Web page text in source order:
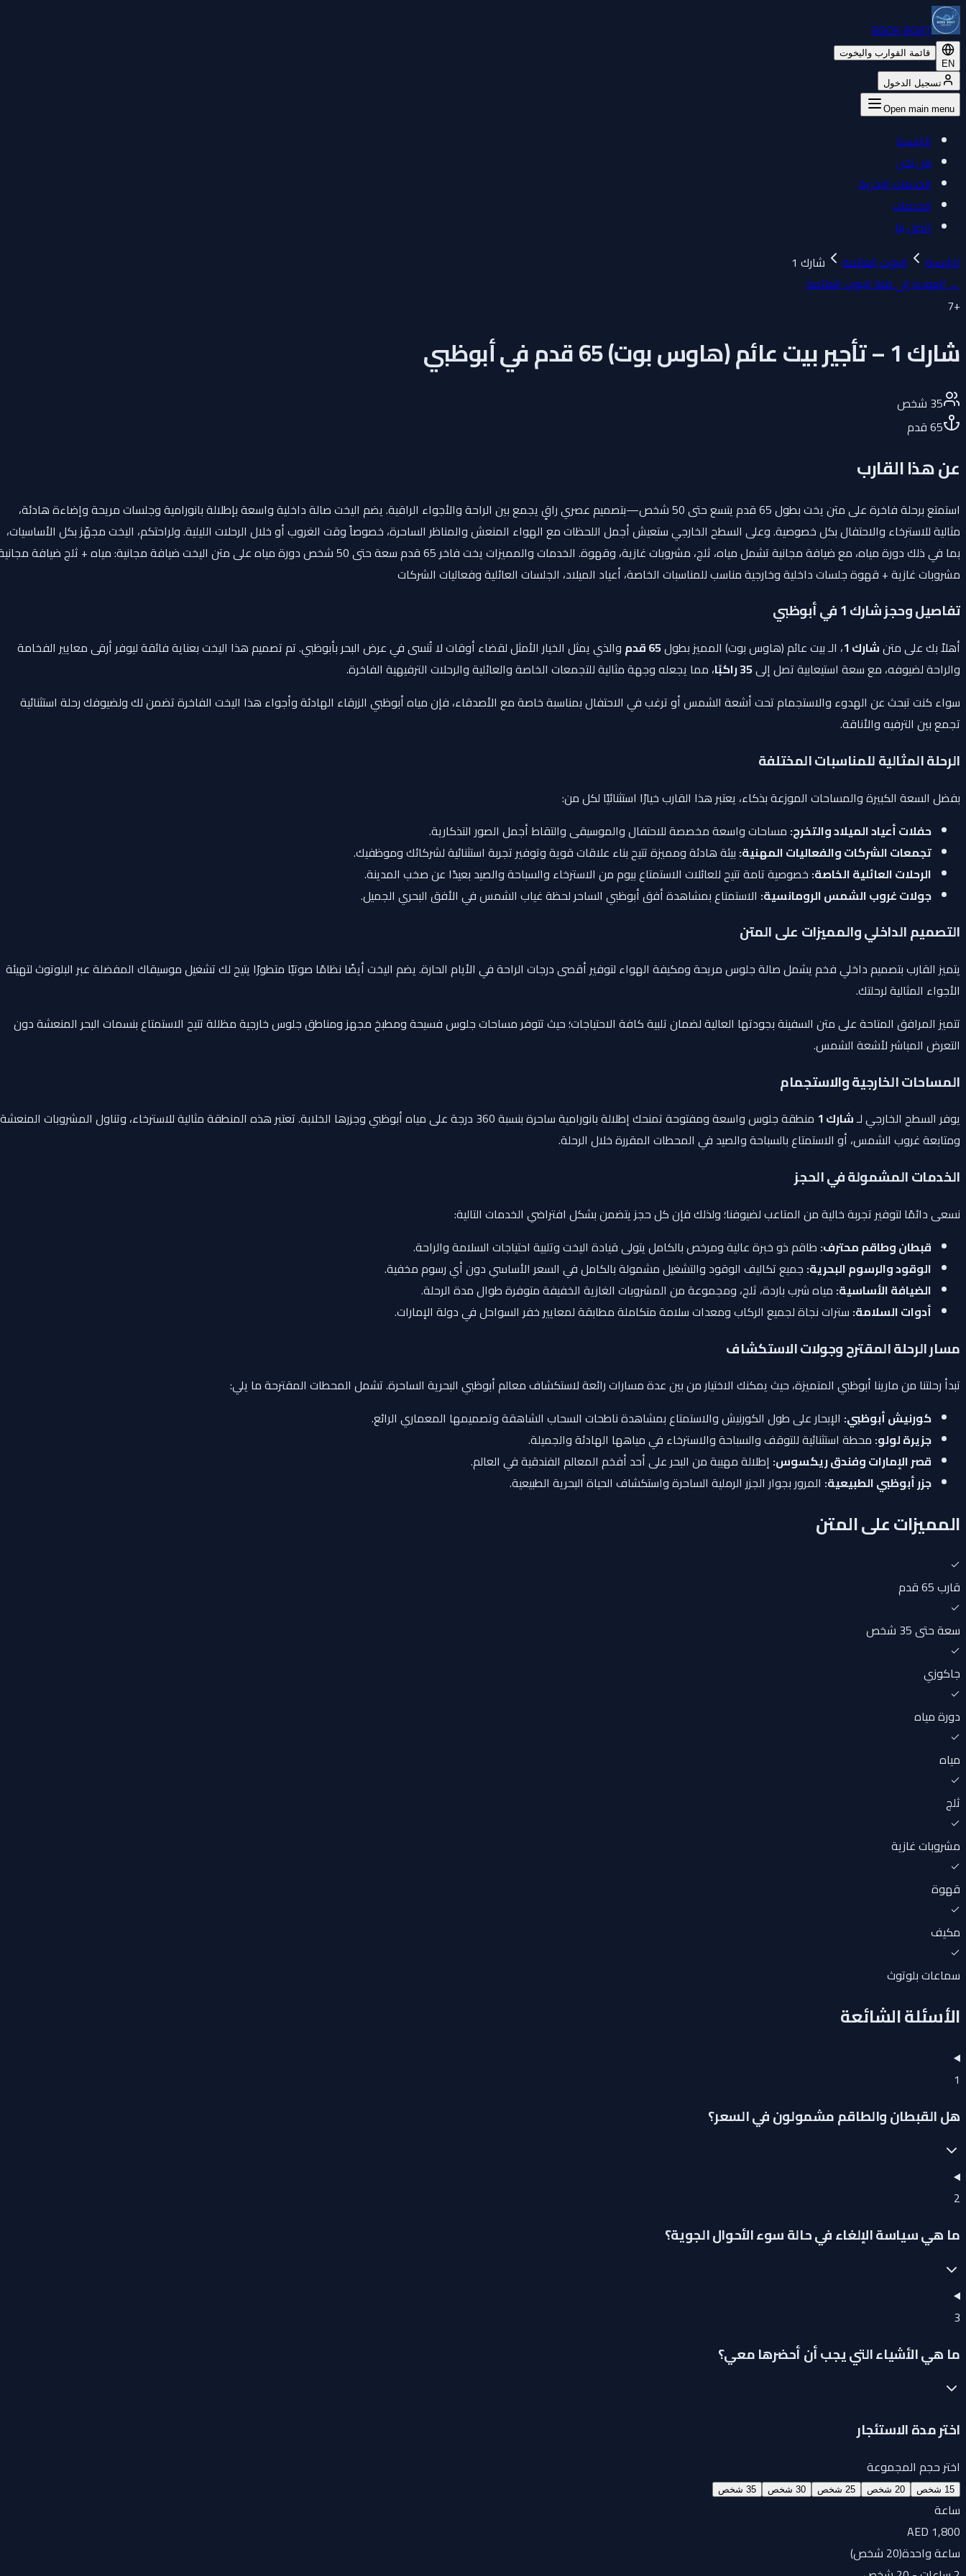
BOOK BOAT
EN
قائمة القوارب واليخوت
تسجيل الدخول
Open main menu
الرئيسية
من نحن
الخدمات البحرية
الخدمات
اتصل بنا
الرئيسية
البيوت العائمة
شارك 1
←العودة إلى فئة البيوت العائمة
+
7
شارك 1 – تأجير بيت عائم (هاوس بوت) 65 قدم في أبوظبي
35 شخص
65قدم
عن هذا القارب
استمتع برحلة فاخرة على متن يخت بطول 65 قدم يتسع حتى 50 شخص—بتصميم عصري راقٍ يجمع بين الراحة والأجواء الراقية. يضم اليخت صالة داخلية واسعة بإطلالة بانورامية وجلسات مريحة وإضاءة هادئة،
مثالية للاسترخاء والاحتفال بكل خصوصية. وعلى السطح الخارجي ستعيش أجمل اللحظات مع الهواء المنعش والمناظر الساحرة، خصوصاً وقت الغروب أو خلال الرحلات الليلية. ولراحتكم، اليخت مجهّز بكل الأساسيات،
بما في ذلك دورة مياه، مع ضيافة مجانية تشمل مياه، ثلج، مشروبات غازية، وقهوة. الخدمات والمميزات يخت فاخر 65 قدم سعة حتى 50 شخص دورة مياه على متن اليخت ضيافة مجانية: مياه + ثلج ضيافة
مشروبات غازية + قهوة جلسات داخلية وخارجية مناسب للمناسبات الخاصة، أعياد الميلاد، الجلسات العائلية وفعاليات الشركات
تفاصيل وحجز شارك 1 في أبوظبي
أهلاً بك على متنشارك 1 ، الـ بيت عائم (هاوس بوت) المميز بطول65 قدم
والذي يمثل الخيار الأمثل لقضاء أوقات لا تُنسى في عرض البحر بأبوظبي. تم تصميم هذا اليخت بعناية فائقة ليوفر أرقى معايير الفخامة
والراحة لضيوفه، مع سعة استيعابية تصل إلى35 راكبًا
، مما يجعله وجهة مثالية للتجمعات الخاصة والعائلية والرحلات الترفيهية الفاخرة.
سواء كنت تبحث عن الهدوء والاستجمام تحت أشعة الشمس أو ترغب في الاحتفال بمناسبة خاصة مع الأصدقاء، فإن مياه أبوظبي الزرقاء الهادئة وأجواء هذا اليخت الفاخرة تضمن لك ولضيوفك رحلة استثنائية
تجمع بين الترفيه والأناقة.
الرحلة المثالية للمناسبات المختلفة
بفضل السعة الكبيرة والمساحات الموزعة بذكاء، يعتبر هذا القارب خيارًا استثنائيًا لكل من:
حفلات أعياد الميلاد والتخرج: مساحات واسعة مخصصة للاحتفال والموسيقى والتقاط أجمل الصور التذكارية.
تجمعات الشركات والفعاليات المهنية: بيئة هادئة ومميزة تتيح بناء علاقات قوية وتوفير تجربة استثنائية لشركائك وموظفيك.
الرحلات العائلية الخاصة: خصوصية تامة تتيح للعائلات الاستمتاع بيوم من الاسترخاء والسباحة والصيد بعيدًا عن صخب المدينة.
جولات غروب الشمس الرومانسية: الاستمتاع بمشاهدة أفق أبوظبي الساحر لحظة غياب الشمس في الأفق البحري الجميل.
التصميم الداخلي والمميزات على المتن
يتميز القارب بتصميم داخلي فخم يشمل صالة جلوس مريحة ومكيفة الهواء لتوفير أقصى درجات الراحة في الأيام الحارة. يضم اليخت أيضًا نظامًا صوتيًا متطورًا يتيح لك تشغيل موسيقاك المفضلة عبر البلوتوث لتهيئة
الأجواء المثالية لرحلتك.
تتميز المرافق المتاحة على متن السفينة بجودتها العالية لضمان تلبية كافة الاحتياجات؛ حيث تتوفر مساحات جلوس فسيحة ومطبخ مجهز ومناطق جلوس خارجية مظللة تتيح الاستمتاع بنسمات البحر المنعشة دون
التعرض المباشر لأشعة الشمس.
المساحات الخارجية والاستجمام
يوفر السطح الخارجي لـشارك 1
منطقة جلوس واسعة ومفتوحة تمنحك إطلالة بانورامية ساحرة بنسبة 360 درجة على مياه أبوظبي وجزرها الخلابة. تعتبر هذه المنطقة مثالية للاسترخاء، وتناول المشروبات
ومتابعة غروب الشمس، أو الاستمتاع بالسباحة والصيد في المحطات المقررة خلال الرحلة.
الخدمات المشمولة في الحجز
نسعى دائمًا لتوفير تجربة خالية من المتاعب لضيوفنا؛ ولذلك فإن كل حجز يتضمن بشكل افتراضي الخدمات التالية:
قبطان وطاقم محترف: طاقم ذو خبرة عالية ومرخص بالكامل يتولى قيادة اليخت وتلبية احتياجات السلامة والراحة.
الوقود والرسوم البحرية: جميع تكاليف الوقود والتشغيل مشمولة بالكامل في السعر الأساسي دون أي رسوم مخفية.
الضيافة الأساسية: مياه شرب باردة، ثلج، ومجموعة من المشروبات الغازية الخفيفة متوفرة طوال مدة الرحلة.
أدوات السلامة: سترات نجاة لجميع الركاب ومعدات سلامة متكاملة مطابقة لمعايير خفر السواحل في دولة الإمارات.
مسار الرحلة المقترح وجولات الاستكشاف
تبدأ رحلتنا من مارينا أبوظبي المتميزة، حيث يمكنك الاختيار من بين عدة مسارات رائعة لاستكشاف معالم أبوظبي البحرية الساحرة. تشمل المحطات المقترحة ما يلي:
كورنيش أبوظبي: الإبحار على طول الكورنيش والاستمتاع بمشاهدة ناطحات السحاب الشاهقة وتصميمها المعماري الرائع.
جزيرة لولو: محطة استثنائية للتوقف والسباحة والاسترخاء في مياهها الهادئة والجميلة.
قصر الإمارات وفندق ريكسوس: إطلالة مهيبة من البحر على أحد أفخم المعالم الفندقية في العالم.
جزر أبوظبي الطبيعية: المرور بجوار الجزر الرملية الساحرة واستكشاف الحياة البحرية الطبيعية.
المميزات على المتن
قارب 65 قدم
سعة حتى 35 شخص
جاكوزي
دورة مياه
مياه
ثلج
مشروبات غازية
قهوة
مكيف
سماعات بلوتوث
الأسئلة الشائعة
1
هل القبطان والطاقم مشمولون في السعر؟
2
ما هي سياسة الإلغاء في حالة سوء الأحوال الجوية؟
3
ما هي الأشياء التي يجب أن أحضرها معي؟
اختر مدة الاستئجار
اختر حجم المجموعة
15 شخص 20 شخص 25 شخص 30 شخص 35 شخص
ساعة
AED 1,800
ساعة واحدة(20 شخص
)